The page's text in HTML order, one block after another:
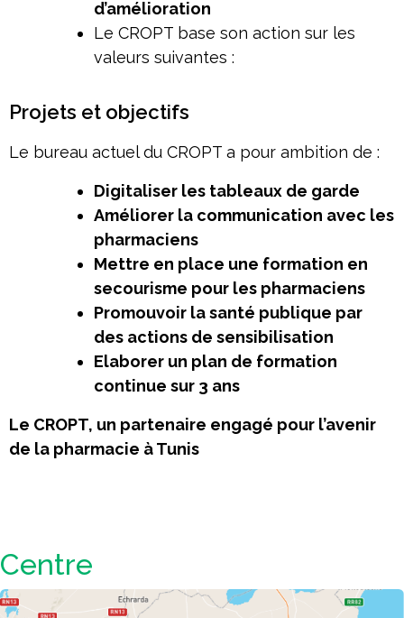
d’amélioration
Le CROPT base son action sur les
valeurs suivantes :
Projets et objectifs
Le bureau actuel du CROPT a pour ambition de :
Digitaliser les tableaux de garde
Améliorer la communication avec les
pharmaciens
Mettre en place une formation en
secourisme pour les pharmaciens
Promouvoir la santé publique par
des actions de sensibilisation
Elaborer un plan de formation
continue sur 3 ans
Le CROPT, un partenaire engagé pour l’avenir
de la pharmacie à Tunis
Centre